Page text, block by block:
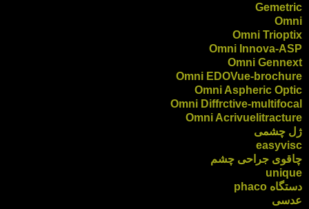
Gemetric
Omni
Omni Trioptix
Omni Innova-ASP
Omni Gennext
Omni EDOVue-brochure
Omni Aspheric Optic
Omni Diffrctive-multifocal
Omni Acrivuelitracture
ژل چشمی
easyvisc
چاقوی جراحی چشم
unique
دستگاه phaco
عدسی